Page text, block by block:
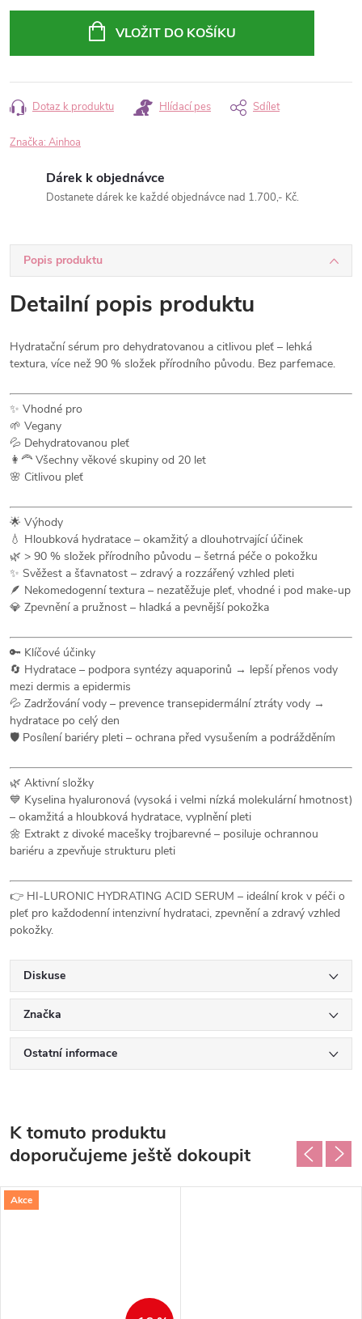
VLOŽIT DO KOŠÍKU
Dotaz k produktu Hlídací pes Sdílet
Značka: Ainhoa
Dárek k objednávce
Dostanete dárek ke každé objednávce nad 1.700,- Kč.
Popis produktu
Detailní popis produktu
Hydratační sérum pro dehydratovanou a citlivou pleť – lehká
textura, více než 90 % složek přírodního původu. Bez parfemace.
✨ Vhodné pro
🌱 Vegany
💦 Dehydratovanou pleť
👩‍🦰 Všechny věkové skupiny od 20 let
🌸 Citlivou pleť
🌟 Výhody
💧 Hloubková hydratace – okamžitý a dlouhotrvající účinek
🌿 > 90 % složek přírodního původu – šetrná péče o pokožku
✨ Svěžest a šťavnatost – zdravý a rozzářený vzhled pleti
🪶 Nekomedogenní textura – nezatěžuje pleť, vhodné i pod make-up
💎 Zpevnění a pružnost – hladká a pevnější pokožka
🔑 Klíčové účinky
🔄 Hydratace – podpora syntézy aquaporinů → lepší přenos vody
mezi dermis a epidermis
💦 Zadržování vody – prevence transepidermální ztráty vody →
hydratace po celý den
🛡️ Posílení bariéry pleti – ochrana před vysušením a podrážděním
🌿 Aktivní složky
💙 Kyselina hyaluronová (vysoká i velmi nízká molekulární hmotnost)
– okamžitá a hloubková hydratace, vyplnění pleti
🌼 Extrakt z divoké macešky trojbarevné – posiluje ochrannou
bariéru a zpevňuje strukturu pleti
👉 HI-LURONIC HYDRATING ACID SERUM – ideální krok v péči o
pleť pro každodenní intenzivní hydrataci, zpevnění a zdravý vzhled
pokožky.
Diskuse
Značka
Ostatní informace
K tomuto produktu
doporučujeme ještě dokoupit
Akce